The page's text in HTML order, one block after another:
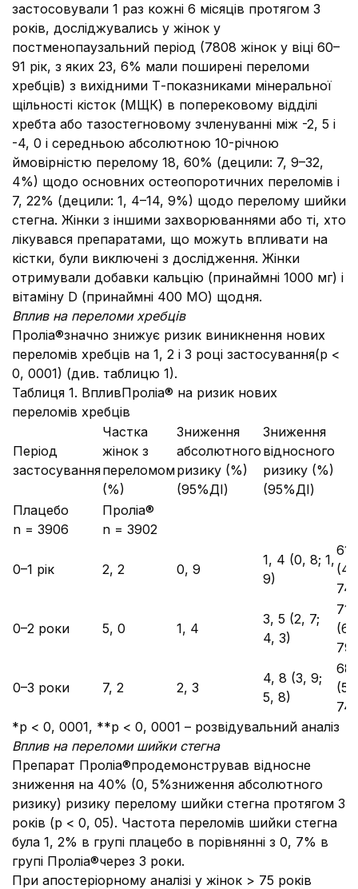
застосовували 1 раз кожні 6 місяців протягом 3
років, досліджувались у жінок у
постменопаузальний період (7808 жінок у віці 60–
91 рік, з яких 23, 6% мали поширені переломи
хребців) з вихідними Т-показниками мінеральної
щільності кісток (МЩК) в поперековому відділі
хребта або тазостегновому зчленуванні між -2, 5 і
-4, 0 і середньою абсолютною 10-річною
ймовірністю перелому 18, 60% (децили: 7, 9–32,
4%) щодо основних остеопоротичних переломів і
7, 22% (децили: 1, 4–14, 9%) щодо перелому шийки
стегна. Жінки з іншими захворюваннями або ті, хто
лікувався препаратами, що можуть впливати на
кістки, були виключені з дослідження. Жінки
отримували добавки кальцію (принаймні 1000 мг) і
вітаміну D (принаймні 400 МО) щодня.
Вплив на переломи хребців
Проліа®значно знижує ризик виникнення нових
переломів хребців на 1, 2 і 3 році застосування(р <
0, 0001) (див. таблицю 1).
Таблиця 1. ВпливПроліа® на ризик нових
переломів хребців
Період
застосування
Частка
жінок з
переломом
(%)
Зниження
абсолютного
ризику (%)
(95%ДІ)
Зниження
відносного
ризику (%)
(95%ДІ)
Плацебо
n = 3906
Проліа®
n = 3902
0–1 рік 2, 2 0, 9
1, 4 (0, 8; 1,
9)
61
0–2 роки 5, 0 1, 4
3, 5 (2, 7;
4, 3)
71
(61;
0–3 роки 7, 2 2, 3
4, 8 (3, 9;
5, 8)
68
*p < 0, 0001, **p < 0, 0001 – розвідувальний аналіз
Вплив на переломи шийки стегна
Препарат Проліа®продемонстрував відносне
зниження на 40% (0, 5%зниження абсолютного
ризику) ризику перелому шийки стегна протягом 3
років (р < 0, 05). Частота переломів шийки стегна
була 1, 2% в групі плацебо в порівнянні з 0, 7% в
групі Проліа®через 3 роки.
При апостеріорному аналізі у жінок > 75 років